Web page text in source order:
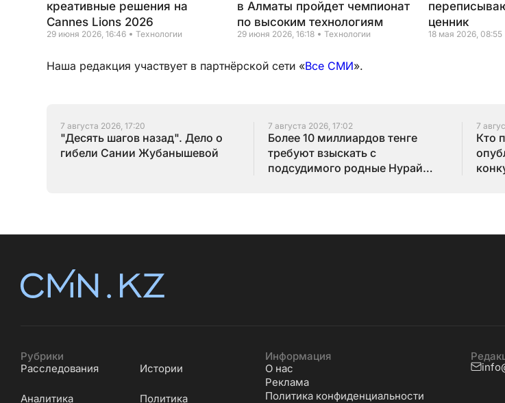
креативные решения на
Cannes Lions 2026
29 июня 2026, 16:46 Технологии
в Алматы пройдет чемпионат
по высоким технологиям
29 июня 2026, 16:18 Технологии
ценник
18 мая 2026, 08:55
Наша редакция участвует в партнёрской сети «Все СМИ».
7 августа 2026, 17:20
"Десять шагов назад". Дело о
гибели Сании Жубанышевой
7 августа 2026, 17:02
Более 10 миллиардов тенге
требуют взыскать с
подсудимого родные Нурай
7
Кто
Рубрики
Расследования
Истории
Аналитика Политика
Информация
О нас
Реклама
Политика конфиденциальности